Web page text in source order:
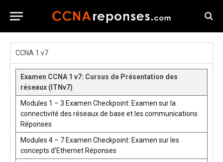
CCNA 1 v7
Examen CCNA 1 v7: Cursus de Présentation des
réseaux (ITNv7)
Modules 1 – 3 Examen Checkpoint: Examen sur la
connectivité des réseaux de base et les communications
Réponses
Modules 4 – 7 Examen Checkpoint: Examen sur les
concepts d’Ethernet Réponses